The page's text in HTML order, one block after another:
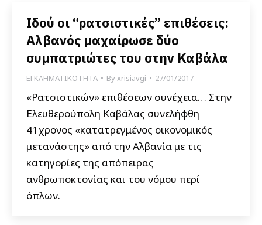
Ιδού οι “ρατσιστικές” επιθέσεις:
Αλβανός μαχαίρωσε δύο
συμπατριώτες του στην Καβάλα
ΕΓΚΛΗΜΑΤΙΚΟΤΗΤΑ Byxrisiavgi 27/01/2017
«Ρατσιστικών» επιθέσεων συνέχεια… Στην
Ελευθερούπολη Καβάλας συνελήφθη
41χρονος «κατατρεγμένος οικονομικός
μετανάστης» από την Αλβανία με τις
κατηγορίες της απόπειρας
ανθρωποκτονίας και του νόμου περί
όπλων.